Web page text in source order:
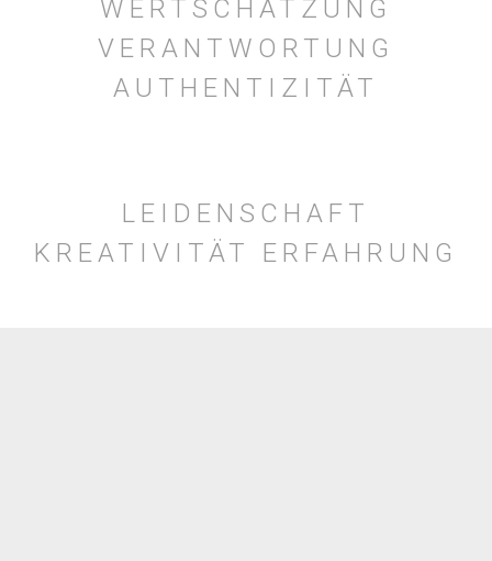
WERTSCHÄTZUNG
VERANTWORTUNG
AUTHENTIZITÄT
LEIDENSCHAFT
KREATIVITÄT ERFAHRUNG